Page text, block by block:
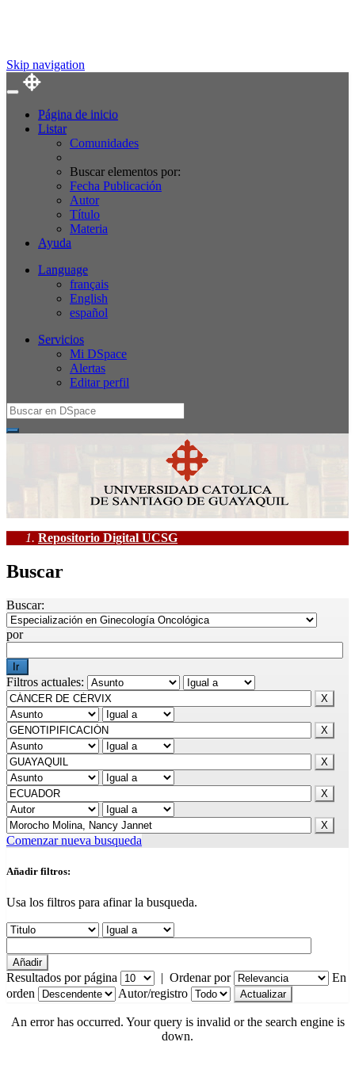
Skip navigation
Página de inicio
Listar
Comunidades
Buscar elementos por:
Fecha Publicación
Autor
Título
Materia
Ayuda
Language
français
English
español
Servicios
Mi DSpace
Alertas
Editar perfil
Repositorio Digital UCSG
Buscar
Buscar:
por
Filtros actuales:
Comenzar nueva busqueda
Añadir filtros:
Usa los filtros para afinar la busqueda.
Resultados por página | Ordenar por
En
orden
Autor/registro
An error has occurred. Your query is invalid or the search engine is
down.